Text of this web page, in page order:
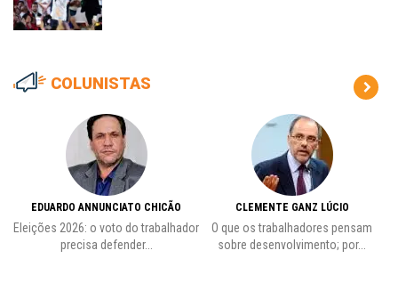
COLUNISTAS
EDUARDO ANNUNCIATO CHICÃO
Eleições 2026: o voto do trabalhador
precisa defender...
CLEMENTE GANZ LÚCIO
O que os trabalhadores pensam
sobre desenvolvimento; por...